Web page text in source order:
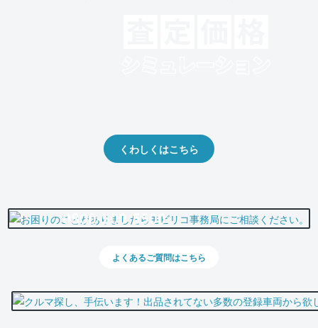
くわしくはこちら
0800-500-5500
よくあるご質問はこちら